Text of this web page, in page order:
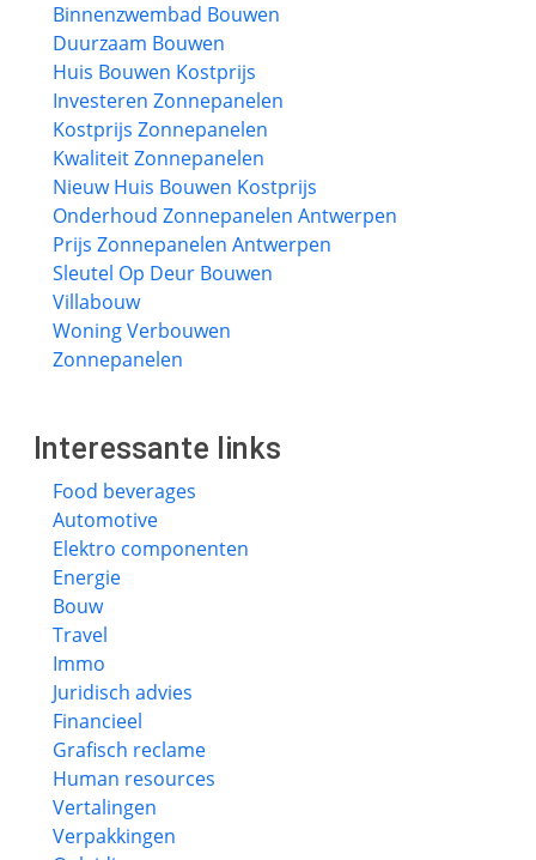
Binnenzwembad Bouwen
Duurzaam Bouwen
Huis Bouwen Kostprijs
Investeren Zonnepanelen
Kostprijs Zonnepanelen
Kwaliteit Zonnepanelen
Nieuw Huis Bouwen Kostprijs
Onderhoud Zonnepanelen Antwerpen
Prijs Zonnepanelen Antwerpen
Sleutel Op Deur Bouwen
Villabouw
Woning Verbouwen
Zonnepanelen
Interessante links
Food beverages
Automotive
Elektro componenten
Energie
Bouw
Travel
Immo
Juridisch advies
Financieel
Grafisch reclame
Human resources
Vertalingen
Verpakkingen